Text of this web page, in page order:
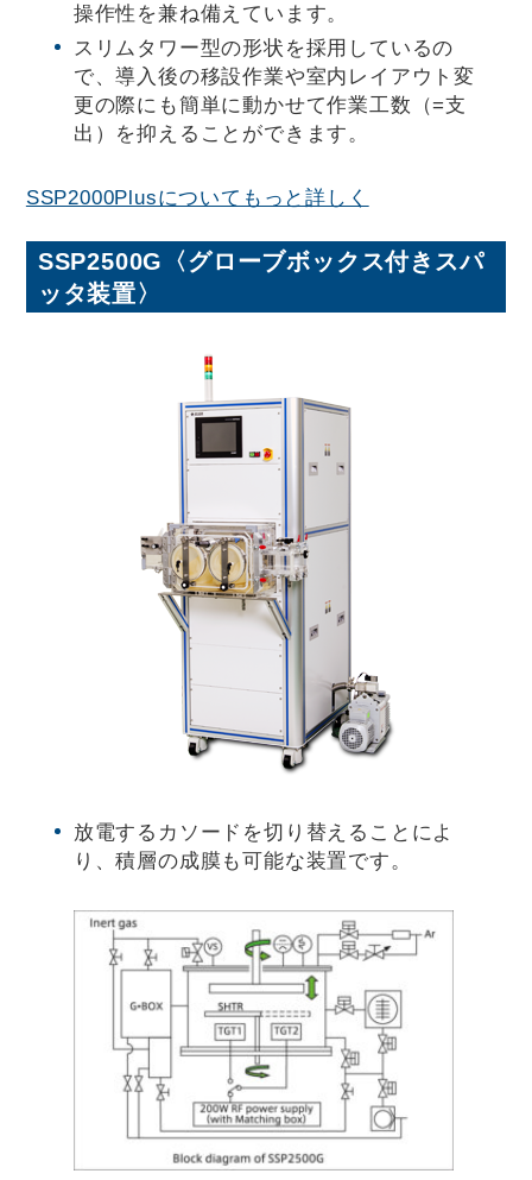
操作性を兼ね備えています。
スリムタワー型の形状を採用しているの
で、導入後の移設作業や室内レイアウト変
更の際にも簡単に動かせて作業工数（=支
出）を抑えることができます。
SSP2000Plusについてもっと詳しく
SSP2500G
〈グローブボックス付きスパ
ッタ装置〉
放電するカソードを切り替えることによ
り、積層の成膜も可能な装置です。